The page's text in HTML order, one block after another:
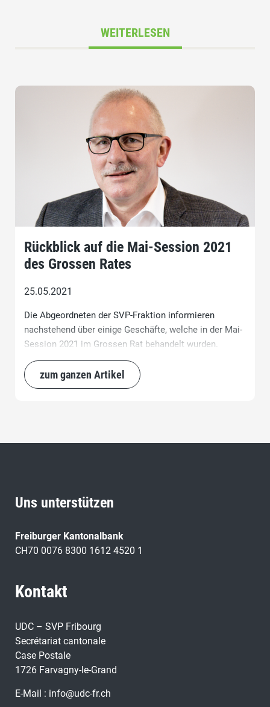
WEITERLESEN
Rückblick auf die Mai-Session 2021
des Grossen Rates
25.05.2021
Die Abgeordneten der SVP-Fraktion informieren
nachstehend über einige Geschäfte, welche in der Mai-
Session 2021 im Grossen Rat behandelt wurden.
zum ganzen Artikel
Uns unterstützen
Freiburger Kantonalbank
CH70 0076 8300 1612 4520 1
Kontakt
UDC – SVP Fribourg
Secrétariat cantonale
Case Postale
1726 Farvagny-le-Grand
E-Mail : info@udc-fr.ch